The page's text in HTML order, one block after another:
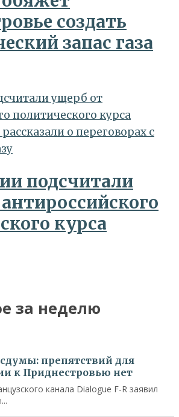
создать
запас газа
ущерб от
политического курса
подсчитали
курса
за неделю